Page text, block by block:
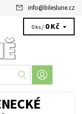
info@bileslune.cz
0 ks / 0 Kč